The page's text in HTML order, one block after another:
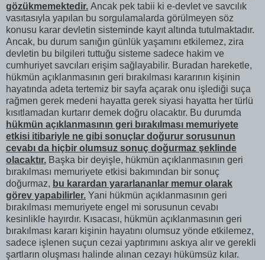
gözükmemektedir. Ancak pek tabii ki e-devlet ve savcılık
vasıtasıyla yapılan bu sorgulamalarda görülmeyen söz
konusu karar devletin sisteminde kayıt altında tutulmaktadır.
Ancak, bu durum sanığın günlük yaşamını etkilemez, zira
devletin bu bilgileri tuttuğu sisteme sadece hakim ve
cumhuriyet savcıları erişim sağlayabilir. Buradan hareketle,
hükmün açıklanmasının geri bırakılması kararının kişinin
hayatında adeta tertemiz bir sayfa açarak onu işlediği suça
rağmen gerek medeni hayatta gerek siyasi hayatta her türlü
kısıtlamadan kurtarır demek doğru olacaktır. Bu durumda
hükmün açıklanmasının geri bırakılması memuriyete
etkisi itibariyle ne gibi sonuçlar doğurur sorusunun
cevabı da hiçbir olumsuz sonuç doğurmaz şeklinde
olacaktır. Başka bir deyişle, hükmün açıklanmasının geri
bırakılması memuriyete etkisi bakımından bir sonuç
doğurmaz, bu karardan yararlananlar memur olarak
görev yapabilirler. Yani hükmün açıklanmasının geri
bırakılması memuriyete engel mi sorusunun cevabı
kesinlikle hayırdır. Kısacası, hükmün açıklanmasının geri
bırakılması kararı kişinin hayatını olumsuz yönde etkilemez,
sadece işlenen suçun cezai yaptırımını askıya alır ve gerekli
şartların oluşması halinde alınan cezayı hükümsüz kılar.